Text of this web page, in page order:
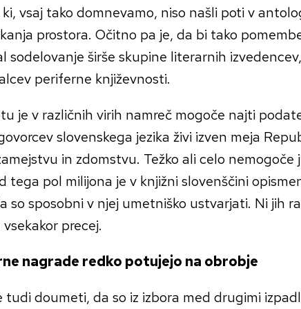
vsaj tako domnevamo, niso našli poti v
prostora. Očitno pa je, da bi tako
sodelovanje širše skupine literarnih
periferne književnosti.
je v različnih virih namreč mogoče najti
slovenskega jezika živi izven meja
in zdomstvu. Težko ali celo nemogoče
tega pol milijona je v knjižni slovenščini
so sposobni v njej umetniško ustvarjati. Ni jih
precej.
nagrade redko potujejo na obrobje
tudi doumeti, da so iz izbora med drugimi